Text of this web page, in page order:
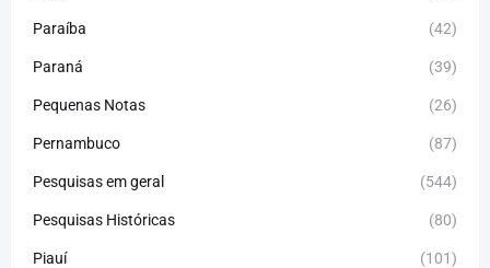
Paraíba (42)
Paraná (39)
Pequenas Notas (26)
Pernambuco (87)
Pesquisas em geral (544)
Pesquisas Históricas (80)
Piauí (101)